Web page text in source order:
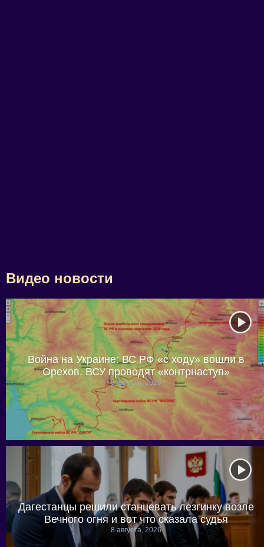
Видео новости
Война на Украине: ВС РФ «с ходу» вошли в
Орехов. ВСУ проводят «контрнаступ»
8 августа, 2026
Дагестанцы решили станцевать лезгинку возле
Вечного огня и вот что сказала судья
8 августа, 2026